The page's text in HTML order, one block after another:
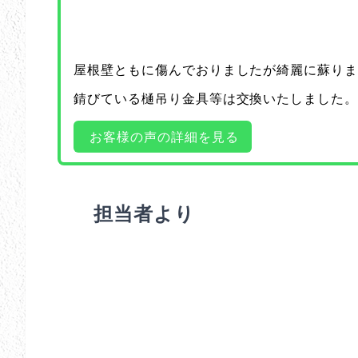
屋根壁ともに傷んでおりましたが綺麗に蘇りま
錆びている樋吊り金具等は交換いたしました。
お客様の声の詳細を見る
担当者より